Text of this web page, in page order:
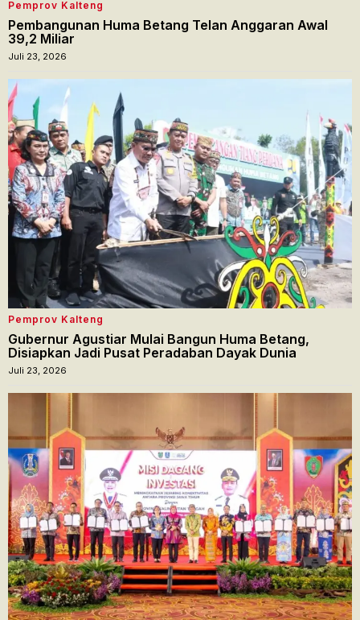
Pemprov Kalteng
Pembangunan Huma Betang Telan Anggaran Awal
39,2 Miliar
Juli 23, 2026
Pemprov Kalteng
Gubernur Agustiar Mulai Bangun Huma Betang,
Disiapkan Jadi Pusat Peradaban Dayak Dunia
Juli 23, 2026